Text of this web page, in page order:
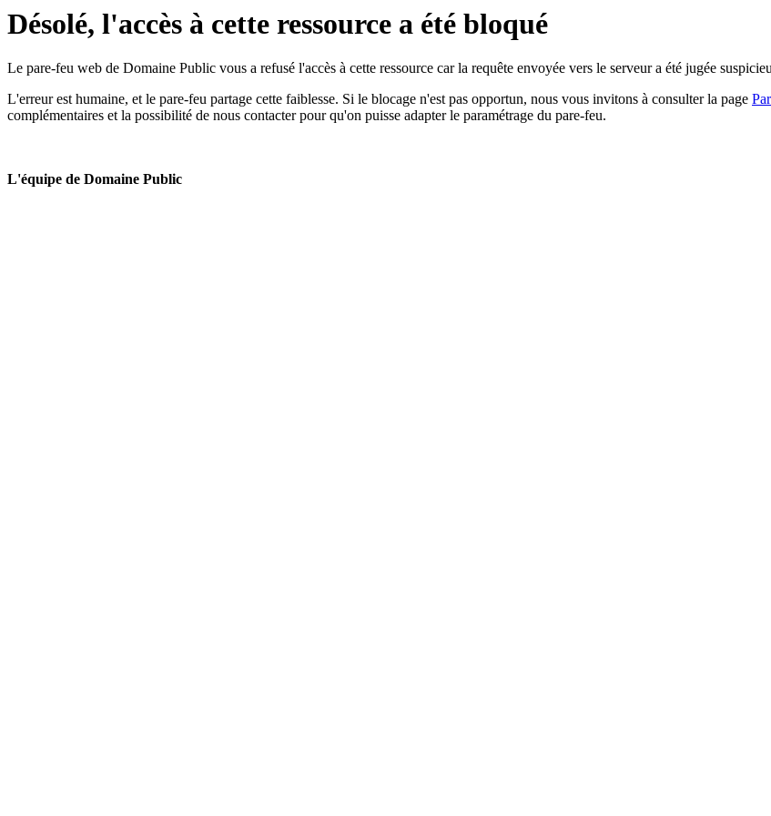
Désolé, l'accès à cette ressource a été bloqué
Le pare-feu web de Domaine Public vous a refusé l'accès à cette ressource car la requête envoyée vers le serveur a été jugée
L'erreur est humaine, et le pare-feu partage cette faiblesse. Si le blocage n'est pas opportun, nous vous invitons à consulter la page
complémentaires et la possibilité de nous contacter pour qu'on puisse adapter le paramétrage du pare-feu.
L'équipe de Domaine Public